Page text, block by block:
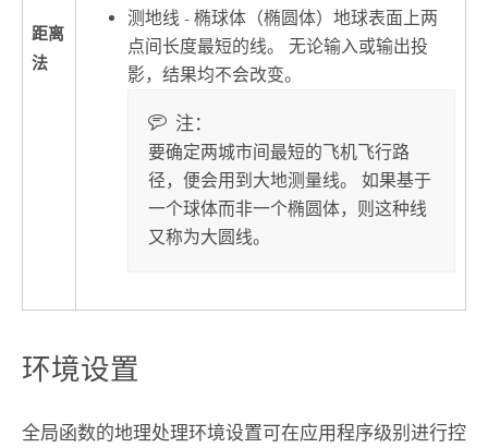
距离
法
测地线 - 椭球体（椭圆体）地球表面上两
点间长度最短的线。 无论输入或输出投
影，结果均不会改变。
注：
要确定两城市间最短的飞机飞行路
径，便会用到大地测量线。 如果基于
一个球体而非一个椭圆体，则这种线
又称为大圆线。
环境设置
全局函数的地理处理环境设置可在应用程序级别进行控